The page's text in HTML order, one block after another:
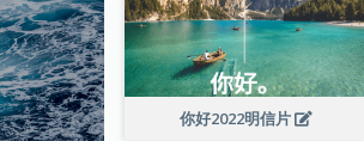
你好2022明信片